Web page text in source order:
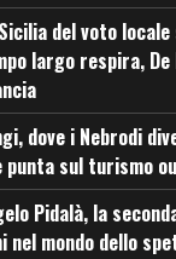
del voto
largo respira,
dove i Nebrodi
punta sul turismo
Pidalà, la
nel mondo dello